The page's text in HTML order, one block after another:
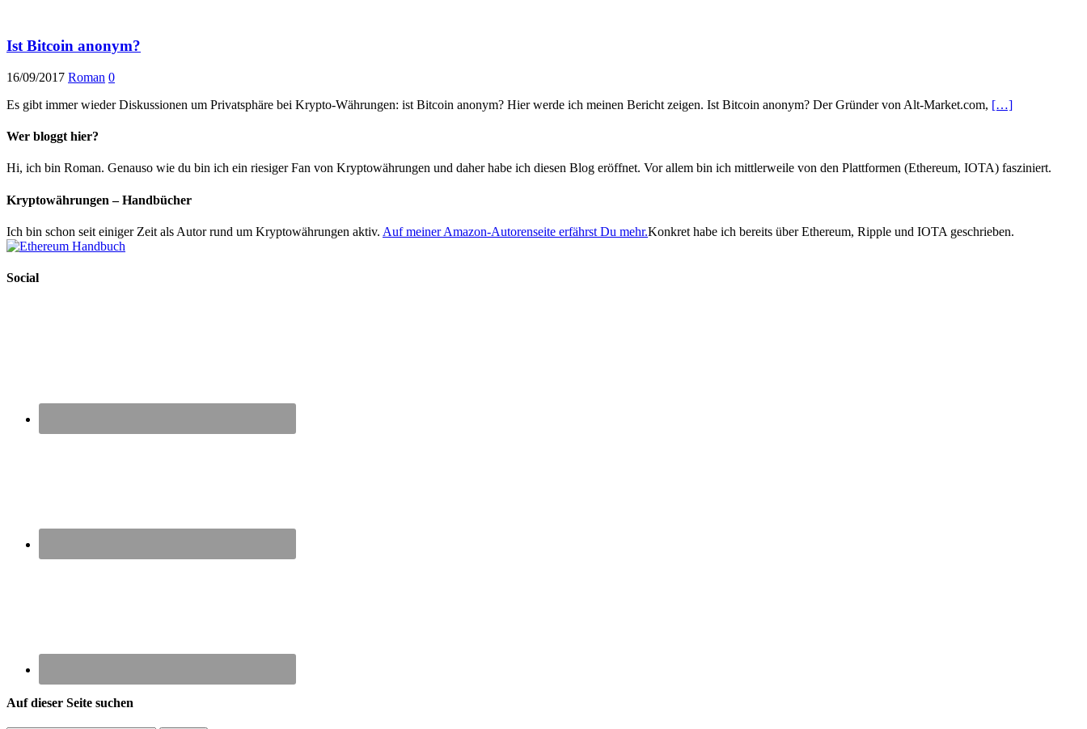
Ist Bitcoin anonym?
16/09/2017 Roman 0
Es gibt immer wieder Diskussionen um Privatsphäre bei Krypto-Währungen: ist Bitcoin anonym? Hier werde ich meinen Bericht zeigen. Ist Bitcoin anonym? Der Gründer von Alt-Market.com, […]
Wer bloggt hier?
Hi, ich bin Roman. Genauso wie du bin ich ein riesiger Fan von Kryptowährungen und daher habe ich diesen Blog eröffnet. Vor allem bin ich mittlerweile von den Plattformen (Ethereum, IOTA) fasziniert.
Kryptowährungen – Handbücher
Ich bin schon seit einiger Zeit als Autor rund um Kryptowährungen aktiv. Auf meiner Amazon-Autorenseite erfährst Du mehr.Konkret habe ich bereits über Ethereum, Ripple und IOTA geschrieben.
Social
Auf dieser Seite suchen